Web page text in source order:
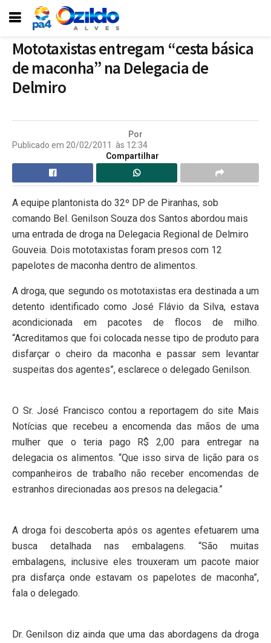
Mototaxistas entregam “cesta básica
de maconha” na Delegacia de
Delmiro
Por
Publicado em 20/02/2011 às 12:34
Compartilhar
A equipe plantonista do 32º DP de Piranhas, sob
comando Bel. Genilson Souza dos Santos abordou mais
uma entrada de droga na Delegacia Regional de Delmiro
Gouveia. Dois mototaxistas foram presos com 12
papelotes de maconha dentro de alimentos.
A droga, que segundo os mototaxistas era destinada a um
detento identificado como José Flávio da Silva, estava
acondicionada em pacotes de flocos de milho.
“Acreditamos que foi colocada nesse tipo de produto para
disfarçar o cheiro da maconha e passar sem levantar
suspeitas dos agentes”, esclarece o delegado Genilson.
O Sr. José Francisco contou a reportagem do site Mais
Notícias que recebeu a encomenda das mãos de uma
mulher que o teria pago R$ 2,00 para entregar na
delegacia os alimentos. “Que isso sirva de lição para os
companheiros de trabalho não receber encomendas de
estranhos direcionadas aos presos na delegacia.”
A droga foi descoberta após os agentes efetuarem uma
busca detalhada nas embalagens. “São muitas
embalagens, inclusive eles trouxeram um pacote maior
pra disfarça onde estavam os papelotes de maconha”,
fala o delegado.
Dr. Genilson diz ainda que uma das abordagens da droga